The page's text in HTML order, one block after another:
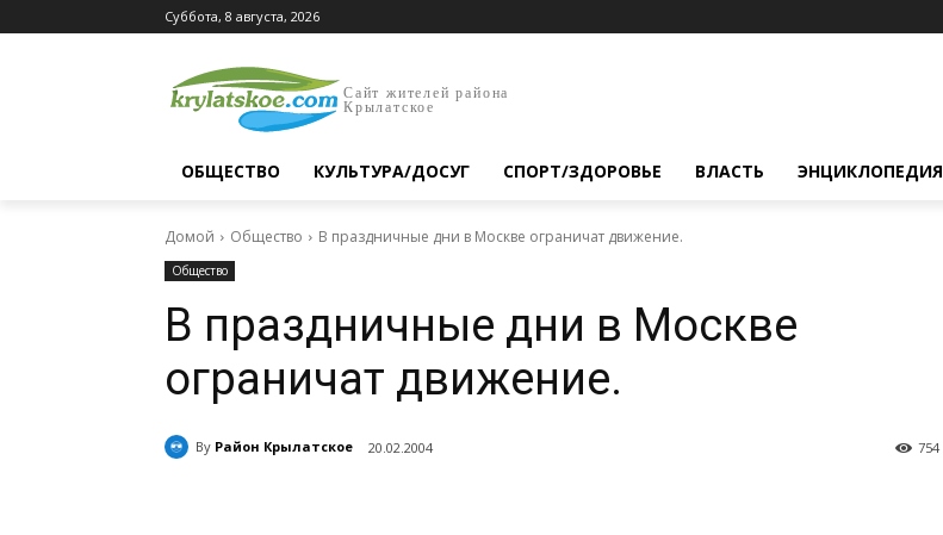
Суббота, 8 августа, 2026
Сайт жителей района
Крылатское
ОБЩЕСТВО КУЛЬТУРА/ДОСУГ СПОРТ/ЗДОРОВЬЕ ВЛАСТЬ ЭНЦИКЛОПЕДИЯ
Домой Общество В праздничные дни в Москве ограничат движение.
Общество
В праздничные дни в Москве
ограничат движение.
By Район Крылатское 20.02.2004 754